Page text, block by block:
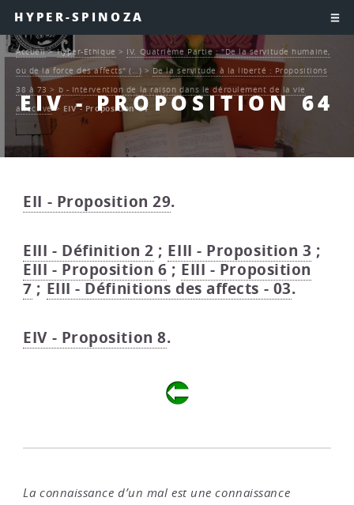
HYPER-SPINOZA
EIV - PROPOSITION 64
Accueil>Hyper-Ethique > IV. Quatrième Partie : "De la servitude humaine,
ou de la force des affects" (…) > De la servitude à la liberté : Propositions
38 à 73 > b - Intervention de la raison dans le déroulement de la vie
affective> EIV - Proposition 64
EII - Proposition 29.
EIII - Définition 2 ; EIII - Proposition 3 ;
EIII - Proposition 6 ; EIII - Proposition
7 ; EIII - Définitions des affects - 03.
EIV - Proposition 8.
La connaissance d’un mal est une connaissance